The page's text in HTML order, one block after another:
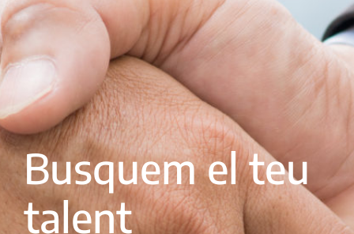
Busquem el teu
talent